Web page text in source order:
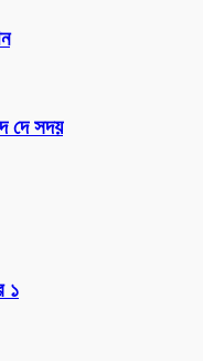
দে সদয়
১